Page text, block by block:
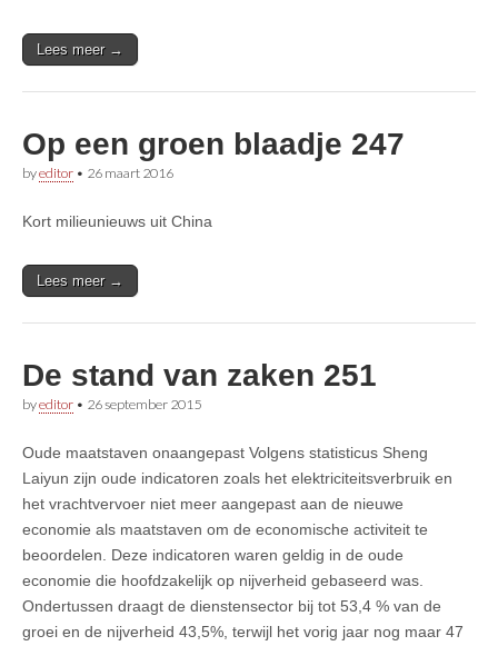
Lees meer →
Op een groen blaadje 247
byeditor • 26 maart 2016
Kort milieunieuws uit China
Lees meer →
De stand van zaken 251
byeditor • 26 september 2015
Oude maatstaven onaangepast Volgens statisticus Sheng
Laiyun zijn oude indicatoren zoals het elektriciteitsverbruik en
het vrachtvervoer niet meer aangepast aan de nieuwe
economie als maatstaven om de economische activiteit te
beoordelen. Deze indicatoren waren geldig in de oude
economie die hoofdzakelijk op nijverheid gebaseerd was.
Ondertussen draagt de dienstensector bij tot 53,4 % van de
groei en de nijverheid 43,5%, terwijl het vorig jaar nog maar 47